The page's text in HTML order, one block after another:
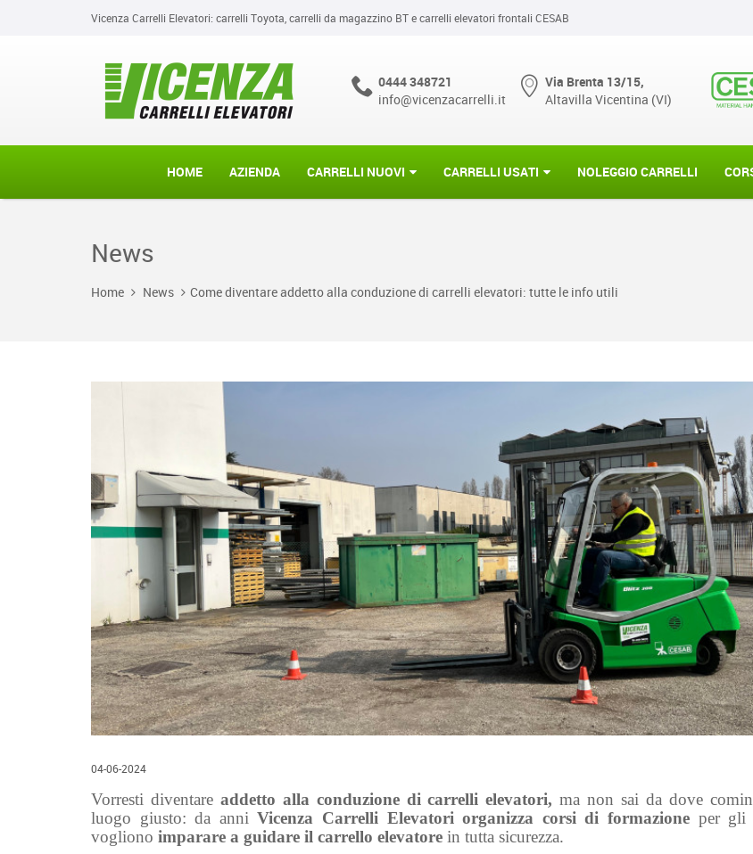
Vicenza Carrelli Elevatori: carrelli Toyota, carrelli da magazzino BT e carrelli elevatori frontali CESAB
0444 348721
info@vicenzacarrelli.it
Via Brenta 13/15,
Altavilla Vicentina (VI)
HOME AZIENDA CARRELLI NUOVI CARRELLI USATI NOLEGGIO CARRELLI
News
Home News Come diventare addetto alla conduzione di carrelli elevatori: tutte le info utili
04-06-2024
Vorresti diventare addetto alla conduzione di carrelli elevatori, ma non sai da dove
luogo giusto: da anniVicenza Carrelli Elevatori organizza corsi di formazione per gli
vogliono imparare a guidare il carrello elevatore in tutta sicurezza.